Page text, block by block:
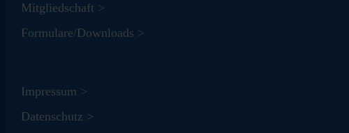
Mitgliedschaft >
Formulare/Downloads >
Impressum >
Datenschutz >